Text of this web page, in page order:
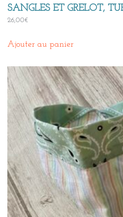
SANGLES ET GRELOT,
26,00€
Ajouter au panier